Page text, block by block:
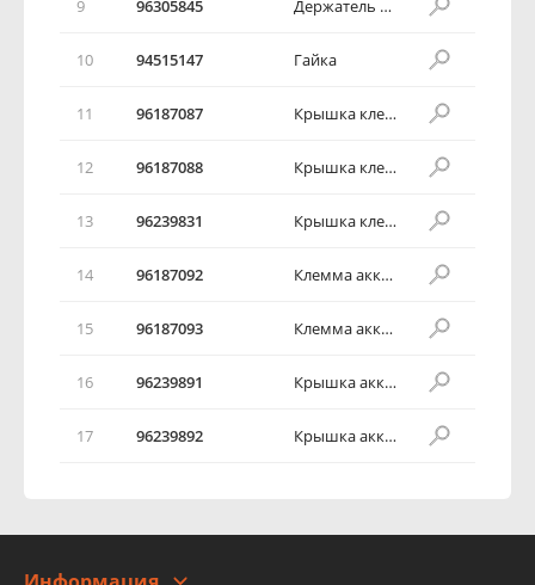
9 96305845 Держатель аккумулятора
10 94515147 Гайка
11 96187087 Крышка клеммы аккумуляторной батареи
12 96187088 Крышка клеммы аккумуляторной батареи
13 96239831 Крышка клеммы аккумуляторной батареи
14 96187092 Клемма аккумуляторной батареи
15 96187093 Клемма аккумуляторной батареи
16 96239891 Крышка аккумуляторной батареи
17 96239892 Крышка аккумуляторной батареи